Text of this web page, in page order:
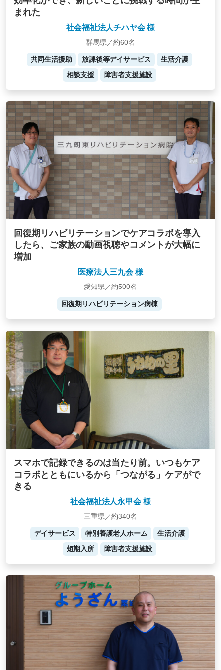
まれた
社会福祉法人チハヤ会 様
群馬県／約60名
共同生活援助 放課後等デイサービス
生活介護
相談支援
障害者支援施設
回復期リハビリテーションでケアコラボを導入
したら、ご家族の動画視聴やコメントが大幅に
増加
医療法人三九会 様
愛知県／約500名
回復期リハビリテーション病棟
スマホで記録できるのは当たり前。いつもケア
コラボとともにいるから「つながる」ケアがで
きる
社会福祉法人永甲会 様
三重県／約340名
デイサービス 特別養護老人ホーム
生活介護
短期入所
障害者支援施設